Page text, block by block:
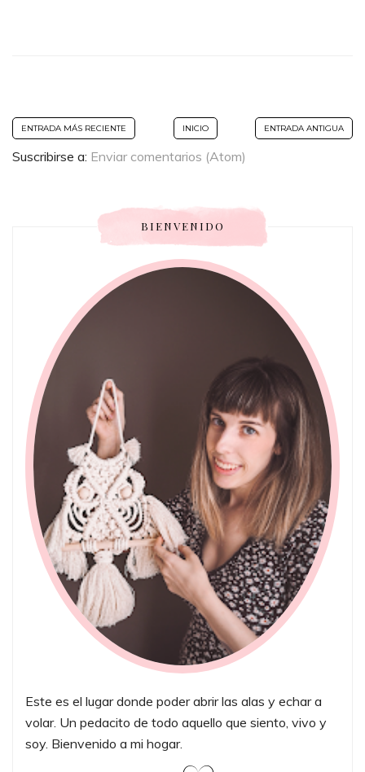
ENTRADA MÁS RECIENTE ENTRADA ANTIGUA
INICIO
Suscribirse a: Enviar comentarios (Atom)
BIENVENIDO
Este es el lugar donde poder abrir las alas y echar a
volar. Un pedacito de todo aquello que siento, vivo y
soy. Bienvenido a mi hogar.